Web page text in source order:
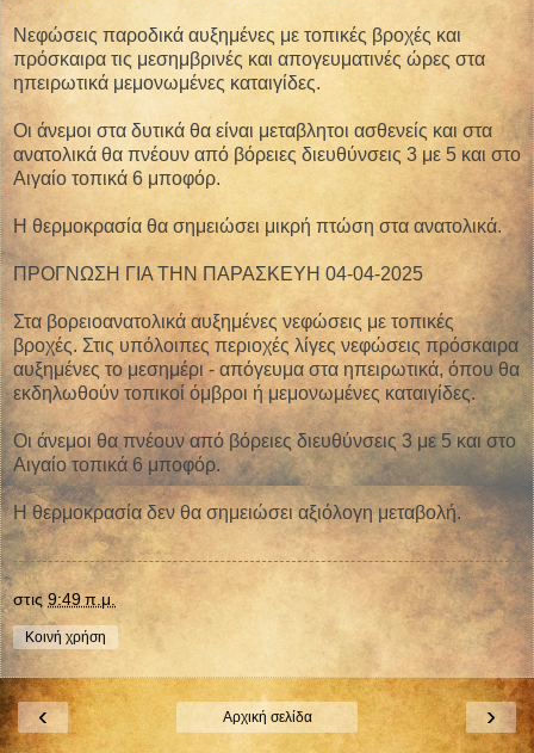
Νεφώσεις παροδικά αυξημένες με τοπικές βροχές και
πρόσκαιρα τις μεσημβρινές και απογευματινές ώρες στα
ηπειρωτικά μεμονωμένες καταιγίδες.
Οι άνεμοι στα δυτικά θα είναι μεταβλητοι ασθενείς και στα
ανατολικά θα πνέουν από βόρειες διευθύνσεις 3 με 5 και στο
Αιγαίο τοπικά 6 μποφόρ.
Η θερμοκρασία θα σημειώσει μικρή πτώση στα ανατολικά.
ΠΡΟΓΝΩΣΗ ΓΙΑ ΤΗΝ ΠΑΡΑΣΚΕΥΗ 04-04-2025
Στα βορειοανατολικά αυξημένες νεφώσεις με τοπικές
βροχές. Στις υπόλοιπες περιοχές λίγες νεφώσεις πρόσκαιρα
αυξημένες το μεσημέρι - απόγευμα στα ηπειρωτικά, όπου θα
εκδηλωθούν τοπικοί όμβροι ή μεμονωμένες καταιγίδες.
Οι άνεμοι θα πνέουν από βόρειες διευθύνσεις 3 με 5 και στο
Αιγαίο τοπικά 6 μποφόρ.
Η θερμοκρασία δεν θα σημειώσει αξιόλογη μεταβολή.
στις9:49 π.μ.
Κοινή χρήση
‹ ›
Αρχική σελίδα